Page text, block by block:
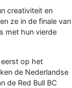
creativiteit en
ze in de finale van
met hun vierde
op het
de Nederlandse
de Red Bull BC